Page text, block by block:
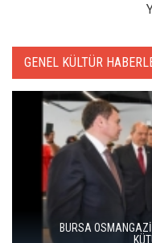
GENEL KÜLTÜR